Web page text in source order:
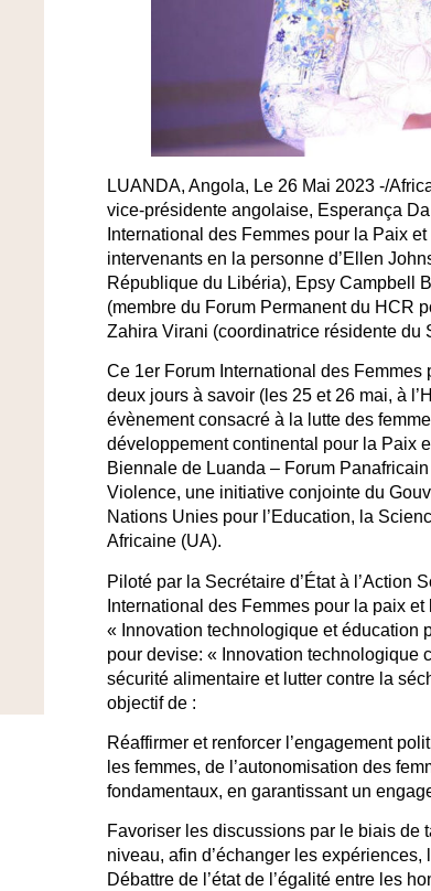
LUANDA, Angola, Le 26 Mai 2023 -/
vice-présidente angolaise, Esperança
International des Femmes pour la Paix
intervenants en la personne d’Ellen
République du Libéria), Epsy Campbell
(membre du Forum Permanent du HCR
Zahira Virani (coordinatrice résidente du
Ce 1er Forum International des
deux jours à savoir (les 25 et 26 mai, à
évènement consacré à la lutte des
développement continental pour la Paix
Biennale de Luanda – Forum
Violence, une initiative conjointe du
Nations Unies pour l’Education, la
Africaine (UA).
Piloté par la Secrétaire d’État à l’Action
International des Femmes pour la paix
« Innovation technologique et éducation
pour devise: « Innovation technologique
sécurité alimentaire et lutter contre la
objectif de :
Réaffirmer et renforcer l’engagement
les femmes, de l’autonomisation des
fondamentaux, en garantissant un
Favoriser les discussions par le biais de
niveau, afin d’échanger les
Débattre de l’état de l’égalité entre les